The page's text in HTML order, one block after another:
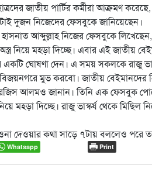
জাতীয় পার্টির কর্মীরা আক্রমণ
দুজন নিজেদের ফেসবুকে জানিয়েছেন।
আব্দুল্লাহ নিজের ফেসবুকে লিখেছেন,
নিয়ে মহড়া দিচ্ছে। এবার এই জাতীয়
ঘোষণা দেন। এ সময় সকলকে রাজু
মুভ করবো। জাতীয় বেইমানদের
আলমও জানান। তিনি এক ফেসবুক
মহড়া দিচ্ছে। রাজু ভাস্কর্য থেকে মিছিল
দেওয়ার কথা সাড়ে ৭টায় বললেও পরে
Whatsapp Print